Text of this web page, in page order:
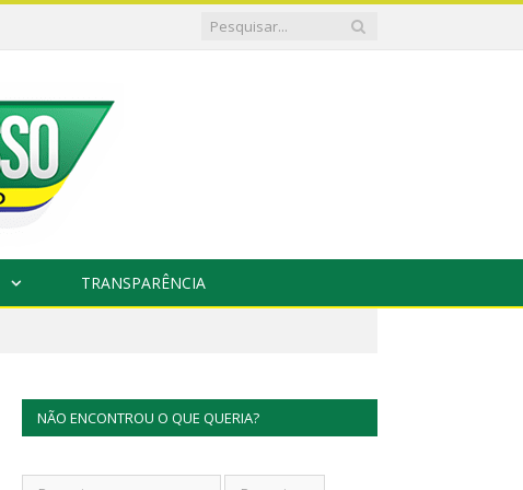
TRANSPARÊNCIA
NÃO ENCONTROU O QUE QUERIA?